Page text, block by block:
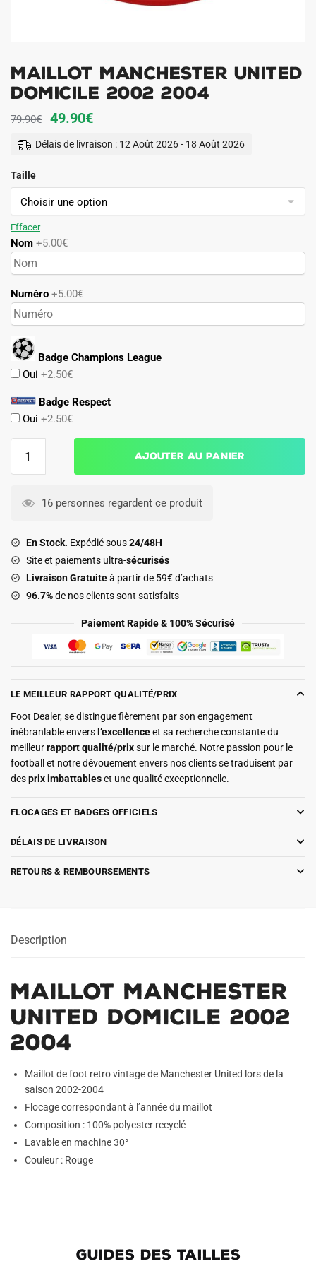
Maillot Manchester United
Domicile 2002 2004
79.90€
Le
prix
79.90€.
49.90€Le
prix
49.90€.
Délais de livraison : 12 Août 2026 - 18 Août 2026
Taille
Effacer
Nom +5.00€
Numéro +5.00€
Badge Champions League
Oui +2.50€
Badge Respect
Oui +2.50€
Manchester
2002
2004
Ajouter au panier
16 personnes regardent ce produit
En Stock. Expédié sous24/48H
Site et paiements ultra-sécurisés
Livraison Gratuiteà partir de 59€ d’achats
96.7%de nos clients sont satisfaits
Paiement Rapide & 100% Sécurisé
LE MEILLEUR RAPPORT QUALITÉ/PRIX
Foot Dealer, se distingue fièrement par son engagement
inébranlable envers l’excellenceet sa recherche constante du
meilleurrapport qualité/prixsur le marché. Notre passion pour le
football et notre dévouement envers nos clients se traduisent par
desprix imbattableset une qualité exceptionnelle.
FLOCAGES ET BADGES OFFICIELS
DÉLAIS DE LIVRAISON
RETOURS & REMBOURSEMENTS
Description
Maillot Manchester
United Domicile 2002
2004
Maillot de foot retro vintage de Manchester United lors de la
saison 2002-2004
Flocage correspondant à l’année du maillot
Composition : 100% polyester recyclé
Lavable en machine 30°
Couleur : Rouge
GUIDES DES TAILLES